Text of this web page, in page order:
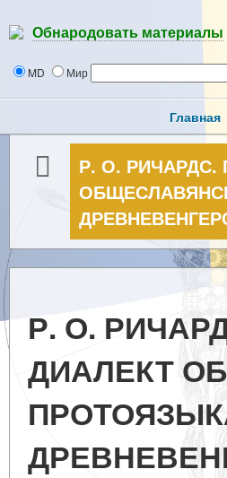
Обнародовать материалы
MD Мир
Главная
Р. О.
Р. О.
ДИАЛЕКТ